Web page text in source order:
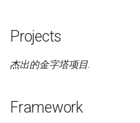
Projects
杰出的金字塔项目.
Framework